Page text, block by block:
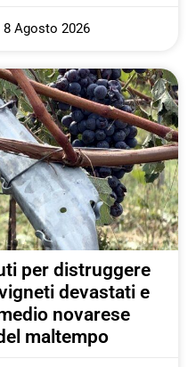
8 Agosto 2026
per distruggere
devastati e
novarese
maltempo